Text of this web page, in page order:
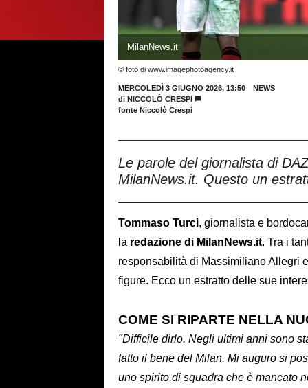
MilanNews.it
© foto di www.imagephotoagency.it
MERCOLEDÌ 3 GIUGNO 2026, 13:50
NEWS
di NICCOLÒ CRESPI
fonte Niccolò Crespi
Le parole del giornalista di
MilanNews.it. Questo un
Tommaso Turci, giornalista e
la redazione di MilanNews.it. Tra i
responsabilità di Massimiliano Allegri
figure. Ecco un estratto delle sue
COME SI RIPARTE NELLA
"Difficile dirlo. Negli ultimi anni sono
fatto il bene del Milan. Mi auguro si
uno spirito di squadra che è mancato